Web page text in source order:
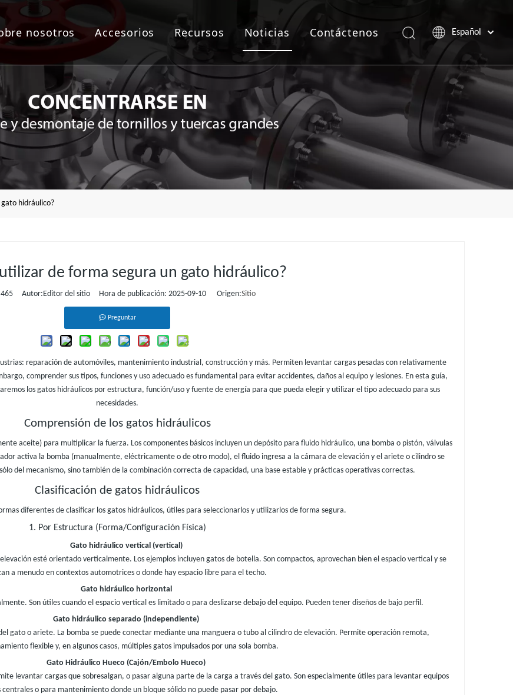
empernado
brida
nosotros Accesorios Recursos Noticias Contáctenos
Español
Pусский
Français
English
hidráulico?
de forma segura un gato hidráulico?
465 Autor:Editor del sitio Hora de publicación: 2025-09-10 Origen:Sitio
Preguntar
reparación de automóviles, mantenimiento industrial, construcción y más. Permiten levantar cargas pesadas con relativamente
comprender sus tipos, funciones y uso adecuado es fundamental para evitar accidentes, daños al equipo y lesiones. En esta guía,
los gatos hidráulicos por estructura, función/uso y fuente de energía para que pueda elegir y utilizar el tipo adecuado para sus
necesidades.
Comprensión de los gatos hidráulicos
aceite) para multiplicar la fuerza. Los componentes básicos incluyen un depósito para fluido hidráulico, una bomba o pistón, válvulas
activa la bomba (manualmente, eléctricamente o de otro modo), el fluido ingresa a la cámara de elevación y el ariete o cilindro se
del mecanismo, sino también de la combinación correcta de capacidad, una base estable y prácticas operativas correctas.
Clasificación de gatos hidráulicos
diferentes de clasificar los gatos hidráulicos, útiles para seleccionarlos y utilizarlos de forma segura.
1. Por Estructura (Forma/Configuración Física)
Gato hidráulico vertical (vertical)
esté orientado verticalmente. Los ejemplos incluyen gatos de botella. Son compactos, aprovechan bien el espacio vertical y se
a menudo en contextos automotrices o donde hay espacio libre para el techo.
Gato hidráulico horizontal
Son útiles cuando el espacio vertical es limitado o para deslizarse debajo del equipo. Pueden tener diseños de bajo perfil.
Gato hidráulico separado (independiente)
gato o ariete. La bomba se puede conectar mediante una manguera o tubo al cilindro de elevación. Permite operación remota,
flexible y, en algunos casos, múltiples gatos impulsados ​​por una sola bomba.
Gato Hidráulico Hueco (Cajón/Embolo Hueco)
levantar cargas que sobresalgan, o pasar alguna parte de la carga a través del gato. Son especialmente útiles para levantar equipos
centrales o para mantenimiento donde un bloque sólido no puede pasar por debajo.